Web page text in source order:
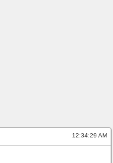
12:34:29 AM